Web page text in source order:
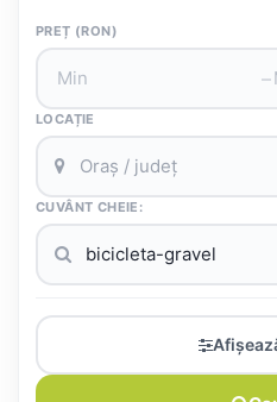
PREȚ (RON)
–
LOCAȚIE
CUVÂNT CHEIE: